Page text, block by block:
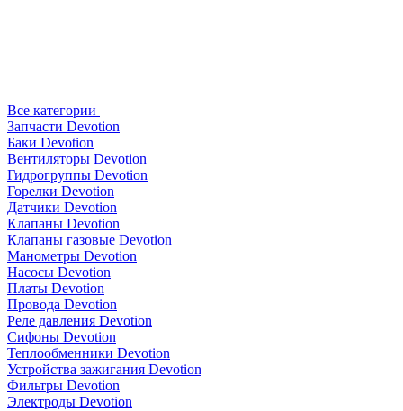
Все категории
Запчасти Devotion
Баки Devotion
Вентиляторы Devotion
Гидрогруппы Devotion
Горелки Devotion
Датчики Devotion
Клапаны Devotion
Клапаны газовые Devotion
Манометры Devotion
Насосы Devotion
Платы Devotion
Провода Devotion
Реле давления Devotion
Сифоны Devotion
Теплообменники Devotion
Устройства зажигания Devotion
Фильтры Devotion
Электроды Devotion